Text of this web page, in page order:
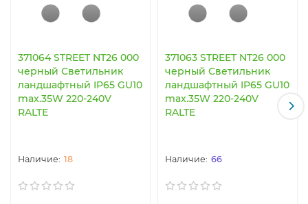
371064 STREET NT26 000
черный Светильник
ландшафтный IP65 GU10
max.35W 220-240V
RALTE
18
371063 STREET NT26 000
черный Светильник
ландшафтный IP65 GU10
max.35W 220-240V
RALTE
66